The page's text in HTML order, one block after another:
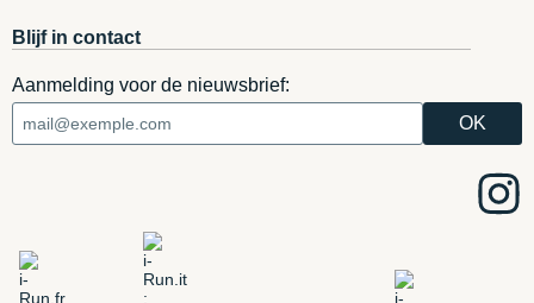
Blijf in contact
Aanmelding voor de nieuwsbrief: